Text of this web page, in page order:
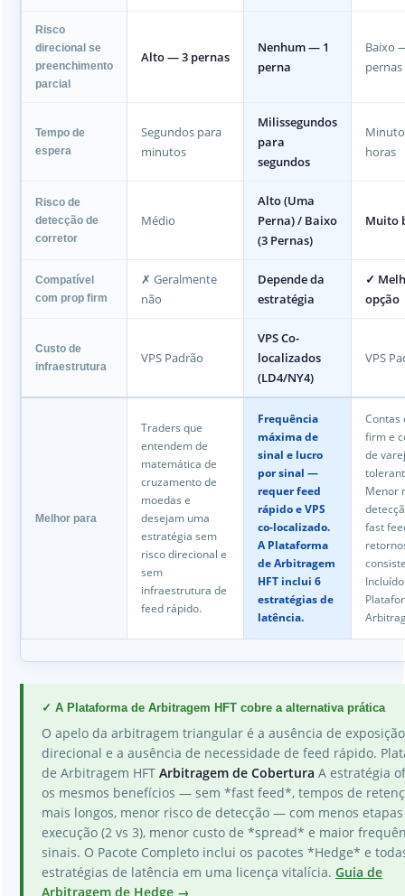
Risco
direcional se
preenchimento
parcial
Alto — 3 pernas
Nenhum — 1
perna
Baixo
pernas
Tempo de
espera
Segundos para
minutos
Milissegundos
para
segundos
horas
Risco de
detecção de
corretor
Médio
Alto (Uma
Perna) / Baixo
(3 Pernas)
Muito
Compatível
com prop firm
✗ Geralmente
não
Depende da
estratégia
✓
opção
Custo de
infraestrutura
VPS Padrão
VPS Co-
localizados
(LD4/NY4)
VPS
Melhor para
Traders que
entendem de
matemática de
cruzamento de
moedas e
desejam uma
estratégia sem
risco direcional e
sem
infraestrutura de
feed rápido.
Frequência
máxima de
sinal e lucro
por sinal —
requer feed
rápido e VPS
co-localizado.
A Plataforma
de Arbitragem
HFT inclui 6
estratégias de
latência.
Contas
firm e
de
Menor
fast
✓ A Plataforma de Arbitragem HFT cobre a alternativa prática
O apelo da arbitragem triangular é a ausência de exposição
direcional e a ausência de necessidade de feed rápido.
de Arbitragem HFT Arbitragem de Cobertura A estratégia
os mesmos benefícios — sem *fast feed*, tempos de
mais longos, menor risco de detecção — com menos
execução (2 vs 3), menor custo de *spread* e maior
sinais. O Pacote Completo inclui os pacotes *Hedge* e
estratégias de latência em uma licença vitalícia. Guia de
Arbitragem de Hedge →